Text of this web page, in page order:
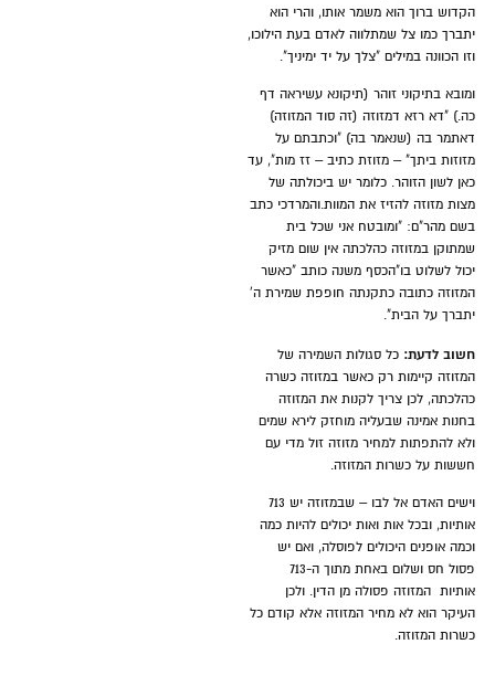
הקדוש ברוך הוא משמר אותו, והרי הוא
יתברך כמו צל שמתלווה לאדם בעת הילוכו,
וזו הכוונה במילים "צלך על יד ימיניך".
ומובא בתיקוני זוהר (תיקונא עשיראה דף
כה.) "דא רזא דמזוזה (זה סוד המזוזה)
דאתמר בה (שנאמר בה) "וכתבתם על
מזוזות ביתך" – מזוזת כתיב – זז מות", עד
כאן לשון הזוהר. כלומר יש ביכולתה של
מצות מזוזה להזיז את המוות.והמרדכי כתב
בשם מהר"ם: "ומובטח אני שכל בית
שמתוקן במזוזה כהלכתה אין שום מזיק
יכול לשלוט בו"הכסף משנה כותב "כאשר
המזוזה כתובה כתקנתה חופפת שמירת ה'
יתברך על הבית".
חשוב לדעת: כל סגולות השמירה של
המזוזה קיימות רק כאשר במזוזה כשרה
כהלכתה, לכן צריך לקנות את המזוזה
בחנות אמינה שבעליה מוחזק לירא שמים
ולא להתפתות למחיר מזוזה זול מדי עם
חששות על כשרות המזוזה.
וישים האדם אל לבו – שבמזוזה יש 713
אותיות, ובכל אות ואות יכולים להיות כמה
וכמה אופנים היכולים לפוסלה, ואם יש
פסול חס ושלום באחת מתוך ה-713
אותיות המזוזה פסולה מן הדין. ולכן
העיקר הוא לא מחיר המזוזה אלא קודם כל
כשרות המזוזה.